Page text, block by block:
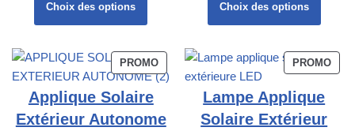
Choix des options Choix des options
PROMO
Applique Solaire
Extérieur Autonome
PROMO
Lampe Applique
Solaire Extérieur